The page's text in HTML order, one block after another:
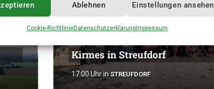
Ablehnen Einstellungen ansehen
Cookie-RichtlinieDatenschutzerklärungImpressum
Kirmes in Streufdorf
17:00 Uhrin STREUFDORF